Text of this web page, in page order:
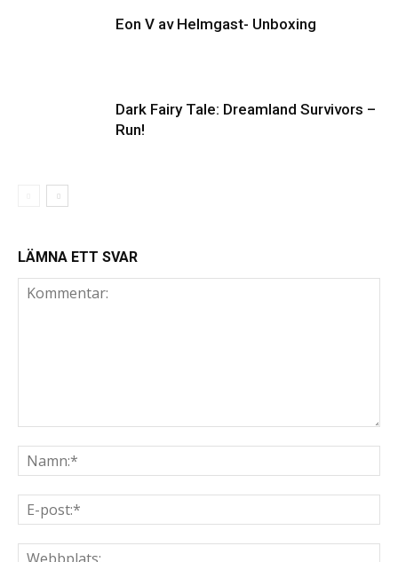
Eon V av Helmgast- Unboxing
Dark Fairy Tale: Dreamland Survivors –
Run!
LÄMNA ETT SVAR